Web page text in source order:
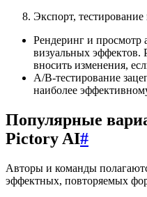
Экспорт,
Рендеринг и просмотр
визуальных эффектов.
вносить изменения,
A/B-тестирование
наиболее
Популярные
Pictory AI#
Авторы и команды
эффектных, повторяемых